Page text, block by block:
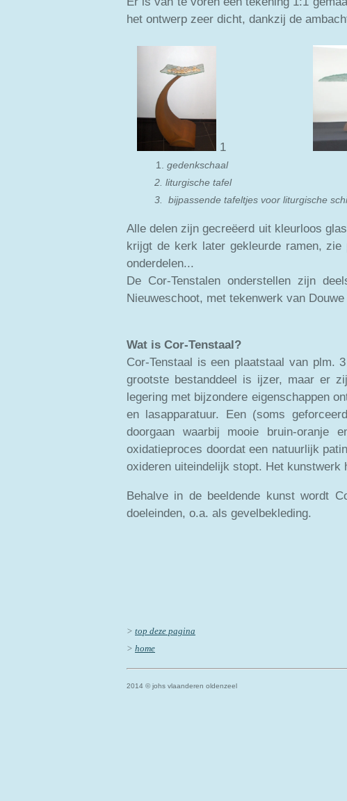
het ontwerp zeer dicht, dankzij de
1
1.
2. liturgische tafel
3. bijpassende tafeltjes voor liturgische
Alle delen zijn gecreëerd uit kleurloos
krijgt de kerk later gekleurde ramen, zie
onderdelen...
De Cor-Tenstalen onderstellen zijn
Nieuweschoot, met tekenwerk van
Wat is Cor-Tenstaal?
Cor-Tenstaal is een plaatstaal van plm.
grootste bestanddeel is ijzer, maar er
legering met bijzondere eigenschappen
en lasapparatuur. Een (soms
doorgaan waarbij mooie bruin-oranje
oxidatieproces doordat een natuurlijk
oxideren uiteindelijk stopt. Het
Behalve in de beeldende kunst wordt
doeleinden, o.a. als gevelbekleding.
> top deze pagina
> home
2014 © johs vlaanderen oldenzeel